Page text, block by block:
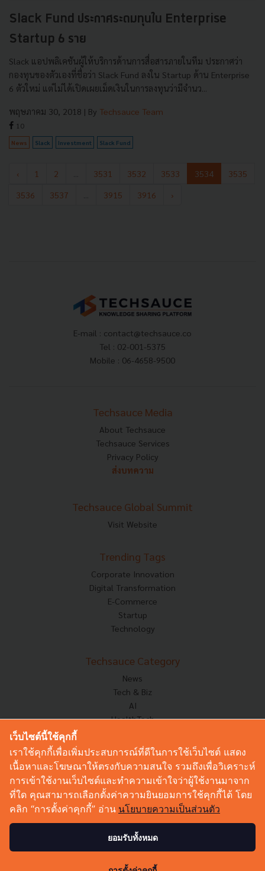
Slack Fund ประกาศระดมทุนใน Enterprise
Startup 6 ราย
Slack แอปพลิเคชันผู้ให้บริการด้านการสื่อสารภายในทีม ประกาศว่า
กองทุนของตัวเองที่ชื่อว่า Slack Fund ลงใน Startup ด้าน Enterprise
6 ตัวใหม่ แต่ไม่ได้เปิดเผยเม็ดเงินในการลงทุนว่ามีจำนว...
พฤษภาคม 30, 2018 | By Techsauce Team
10
News Slack Investment Slack Fund
‹ 1 2 3531 3532 3533 3534
3535
3536
3537 3915 3916 ›
E-mail : contact@techsauce.co
Tel : 02-001-5375
Mobile : 06-4658-9500
Techsauce Media
About Techsauce
Techsauce Services
Privacy Policy
ส่งบทความ
Techsauce Global Summit
Visit Website
Trending Tags
Corporate Innovation
Digital Transformation
E-Commerce
Startup
Technology
Techsauce Category
News
Tech & Biz
AI
HealthTech
Corp Innov
Saucy Thoughts
Sustainable
Videos
Podcast
เว็บไซต์นี้ใช้คุกกี้
เราใช้คุกกี้เพื่อเพิ่มประสบการณ์ที่ดีในการใช้เว็บไซต์ แสดง
เนื้อหาและโฆษณาให้ตรงกับความสนใจ รวมถึงเพื่อวิเคราะห์
การเข้าใช้งานเว็บไซต์และทำความเข้าใจว่าผู้ใช้งานมาจาก
ที่ใด คุณสามารถเลือกตั้งค่าความยินยอมการใช้คุกกี้ได้ โดย
คลิก “การตั้งค่าคุกกี้” อ่าน นโยบายความเป็นส่วนตัว
ยอมรับทั้งหมด